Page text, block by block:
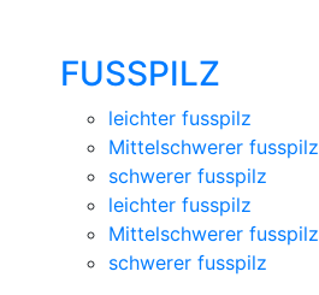
FUSSPILZ
leichter fusspilz
Mittelschwerer fusspilz
schwerer fusspilz
leichter fusspilz
Mittelschwerer fusspilz
schwerer fusspilz